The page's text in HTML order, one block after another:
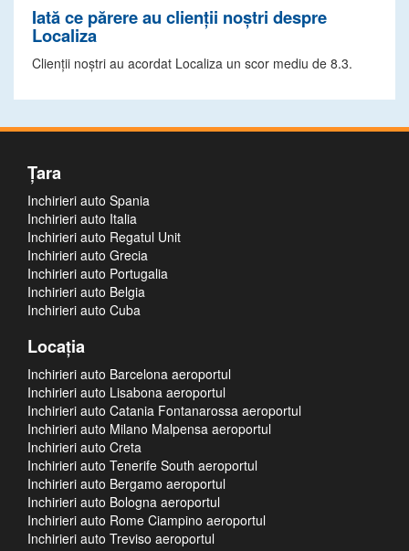
Iată ce părere au clienții noștri despre
Localiza
Clienții noștri au acordat Localiza un scor mediu de 8.3.
Ţara
Inchirieri auto Spania
Inchirieri auto Italia
Inchirieri auto Regatul Unit
Inchirieri auto Grecia
Inchirieri auto Portugalia
Inchirieri auto Belgia
Inchirieri auto Cuba
Locaţia
Inchirieri auto Barcelona aeroportul
Inchirieri auto Lisabona aeroportul
Inchirieri auto Catania Fontanarossa aeroportul
Inchirieri auto Milano Malpensa aeroportul
Inchirieri auto Creta
Inchirieri auto Tenerife South aeroportul
Inchirieri auto Bergamo aeroportul
Inchirieri auto Bologna aeroportul
Inchirieri auto Rome Ciampino aeroportul
Inchirieri auto Treviso aeroportul